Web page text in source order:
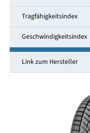
Tragfähigkeitsindex
Geschwindigkeitsindex
Link zum Hersteller